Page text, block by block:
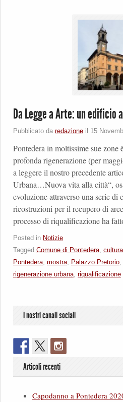
Da Legge a Arte: un
Pubblicato da redazione il 15
Pontedera in moltissime sue zone
profonda rigenerazione (per
a leggere il nostro precedente
Urbana…Nuova vita alla città“,
evoluzione attraverso una serie
ricostruzioni per il recupero di
processo di riqualificazione ha
Posted in Notizie
Tagged Comune di Pontedera, cultura
Pontedera, mostra, Palazzo Pretorio,
rigenerazione urbana, riqualificazione
I nostri canali sociali
Articoli recenti
Capodanno a Pontedera